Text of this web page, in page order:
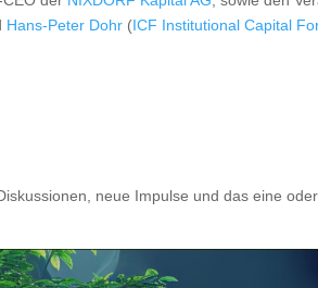
Hans-Peter Dohr (ICF Institutional Capital
neue Impulse und das eine